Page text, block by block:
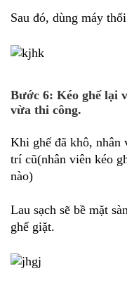
Sau đó, dùng máy
Bước 6: Kéo ghế lại
vừa thi công.
Khi ghế đã khô, nhân
trí cũ(nhân viên kéo
nào)
Lau sạch sẽ bề mặt
ghế giặt.